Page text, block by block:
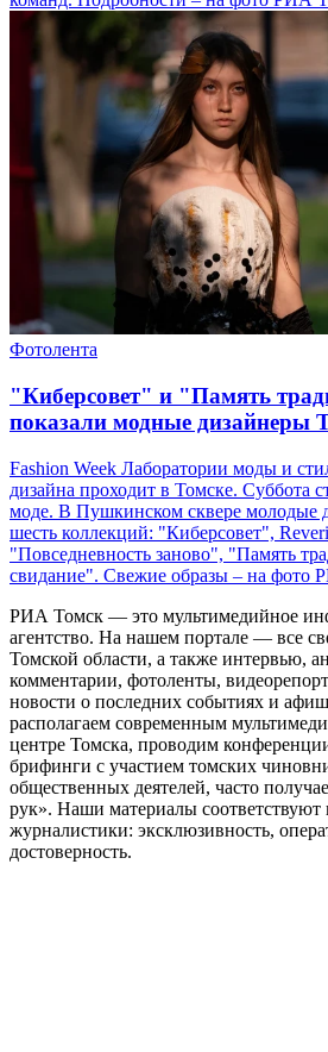
Фотолента
"Киберсовет" и "Память
показали модные дизайнеры
Fashion Week Лаборатории моды и
дизайна проходит в Томске. Суббота
моде. В Пушкинском сквере молодые
шесть коллекций: "Киберсовет",
"Повседневность заново", "Память
свидание". Свежие образы – на фото
РИА Томск — это мультимедийное
агентство. На нашем портале — все
Томской области, а также интервью,
комментарии, фотоленты,
новости о последних событиях и
располагаем современным
центре Томска, проводим
брифинги с участием томских
общественных деятелей, часто
рук». Наши материалы соответствуют
журналистики: эксклюзивность,
достоверность.